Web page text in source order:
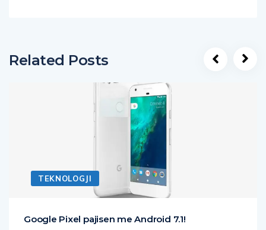
Related Posts
TEKNOLOGJI
Google Pixel pajisen me Android 7.1!